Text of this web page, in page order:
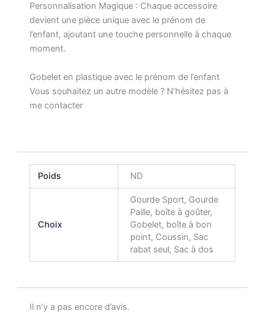
Personnalisation Magique : Chaque accessoire
devient une pièce unique avec le prénom de
l’enfant, ajoutant une touche personnelle à chaque
moment.
Gobelet en plastique avec le prénom de l’enfant
Vous souhaitez un autre modèle ? N’hésitez pas à
me contacter
Poids ND
Choix
Gourde Sport, Gourde
Paille, boîte à goûter,
Gobelet, boîte à bon
point, Coussin, Sac
rabat seul, Sac à dos
Il n’y a pas encore d’avis.